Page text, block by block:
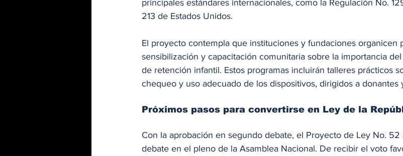
principales estándares internacionales, como la Regulación No.
213 de Estados Unidos.
El proyecto contempla que instituciones y fundaciones organicen
sensibilización y capacitación comunitaria sobre la importancia
de retención infantil. Estos programas incluirán talleres prácticos
chequeo y uso adecuado de los dispositivos, dirigidos a donantes
Próximos pasos para convertirse en Ley de la
Con la aprobación en segundo debate, el Proyecto de Ley No.
debate en el pleno de la Asamblea Nacional. De recibir el voto